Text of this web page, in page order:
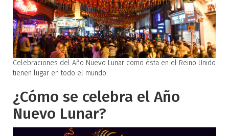
Celebraciones del Año Nuevo Lunar como ésta en el Reino Unido
tienen lugar en todo el mundo.
¿Cómo se celebra el Año
Nuevo Lunar?